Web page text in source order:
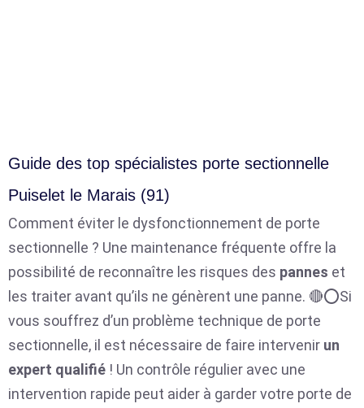
Guide des top spécialistes porte sectionnelle
Puiselet le Marais (91)
Comment éviter le dysfonctionnement de porte
sectionnelle ? Une maintenance fréquente offre la
possibilité de reconnaître les risques des pannes et
les traiter avant qu’ils ne génèrent une panne. 🔴⭕Si
vous souffrez d’un problème technique de porte
sectionnelle, il est nécessaire de faire intervenir un
expert qualifié ! Un contrôle régulier avec une
intervention rapide peut aider à garder votre porte de